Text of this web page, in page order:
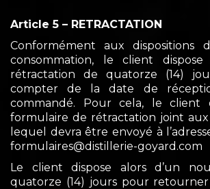
Article 5 – RETRACTATION
Conformément aux dispositions
consommation, le client
rétractation de quatorze (14)
compter de la date de
commandé. Pour cela, le client
formulaire de rétractation joint aux
lequel devra être envoyé à
formulaires@distillerie-goyard.com
Le client dispose alors d’un
quatorze (14) jours pour